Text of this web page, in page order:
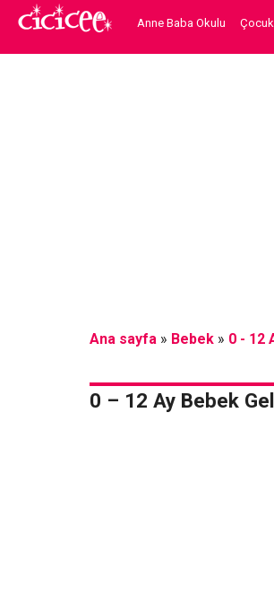
Anne Baba Okulu
Ana sayfa » Bebek » 0 - 12
0 – 12 Ay Bebek